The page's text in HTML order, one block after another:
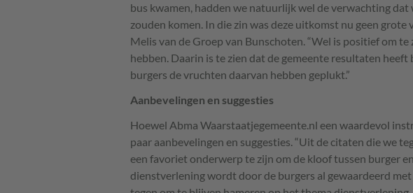
bus kwamen, hadden we natuurlijk wel de verwachting dat
zouden komen. In die zin was deze uitkomst nu geen grote
Melis van de Groep van Bunschoten. “Wel is positief om
hebben. Daarin is te zien dat de gemeente resultaten
burgers de vruchten daarvan hebben geplukt.”
Aanbevelingen en suggesties
Hoewel Abma Waarstaatjegemeente.nl een waardevol
paar aanbevelingen en suggesties. “Uit de citaten die we
een favoriet onderwerp te zijn om de kloof tussen burger
dienstverlening wordt door de burgers al gewaardeerd